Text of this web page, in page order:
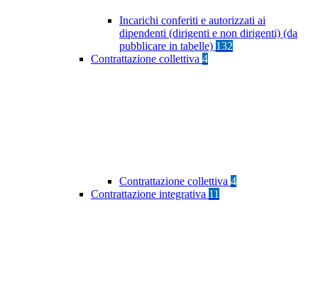
Incarichi conferiti e autorizzati ai
dipendenti (dirigenti e non dirigenti) (da
pubblicare in tabelle) 132
Contrattazione collettiva 4
Contrattazione collettiva 4
Contrattazione integrativa 11